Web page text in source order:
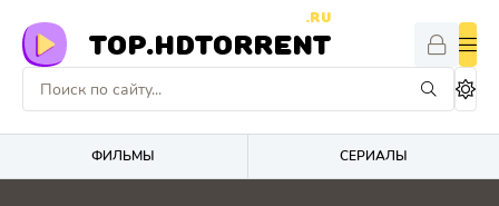
TOP.HDTORRENT
.RU
ФИЛЬМЫ СЕРИАЛЫ